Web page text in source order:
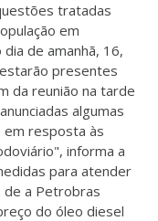
tratadas
em
de amanhã, 16,
presentes
da reunião na tarde
algumas
resposta às
informa a
para atender
de a Petrobras
do óleo diesel